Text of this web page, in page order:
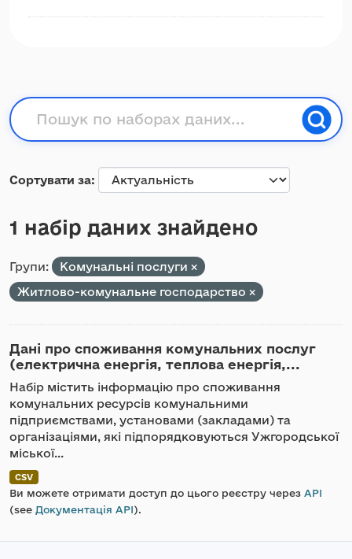
Сортувати за
1 набір даних знайдено
Групи:
Комунальні послуги
Житлово-комунальне господарство
Дані про споживання комунальних послуг
(електрична енергія, теплова енергія,...
Набір містить інформацію про споживання
комунальних ресурсів комунальними
підприємствами, установами (закладами) та
організаціями, які підпорядковуються Ужгородської
міської...
CSV
Ви можете отримати доступ до цього реєстру через API
(see Документація API).